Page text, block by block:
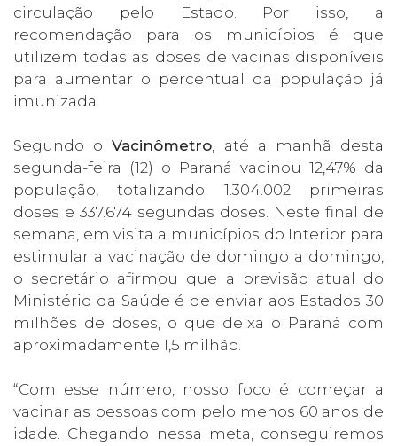
circulação pelo Estado. Por isso, a
recomendação para os municípios é que
utilizem todas as doses de vacinas disponíveis
para aumentar o percentual da população já
imunizada.
Segundo oVacinômetro, até a manhã desta
segunda-feira (12) o Paraná vacinou 12,47% da
população, totalizando 1.304.002 primeiras
doses e 337.674 segundas doses. Neste final de
semana, em visita a municípios do Interior para
estimular a vacinação de domingo a domingo,
o secretário afirmou que a previsão atual do
Ministério da Saúde é de enviar aos Estados 30
milhões de doses, o que deixa o Paraná com
aproximadamente 1,5 milhão.
“Com esse número, nosso foco é começar a
vacinar as pessoas com pelo menos 60 anos de
idade. Chegando nessa meta, conseguiremos